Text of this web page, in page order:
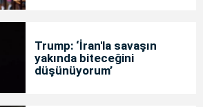
Trump: ‘İran'la savaşın
yakında biteceğini
düşünüyorum’